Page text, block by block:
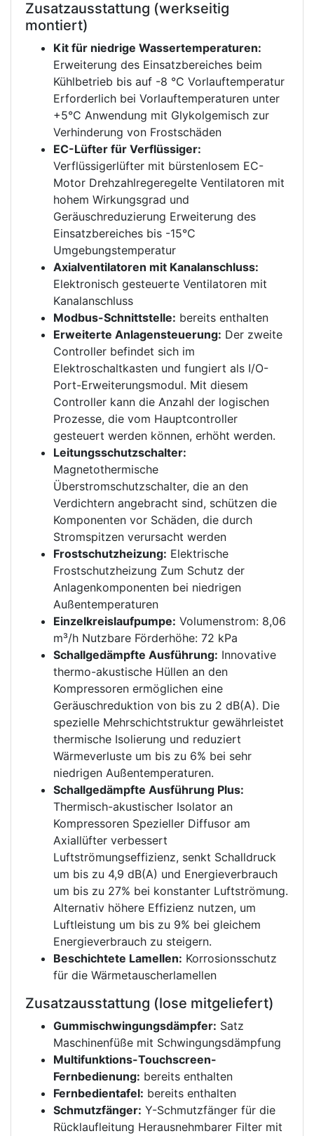
Zusatzausstattung (werkseitig
montiert)
Kit für niedrige Wassertemperaturen:
Erweiterung des Einsatzbereiches beim
Kühlbetrieb bis auf -8 °C Vorlauftemperatur
Erforderlich bei Vorlauftemperaturen unter
+5°C Anwendung mit Glykolgemisch zur
Verhinderung von Frostschäden
EC-Lüfter für Verflüssiger:
Verflüssigerlüfter mit bürstenlosem EC-
Motor Drehzahlregeregelte Ventilatoren mit
hohem Wirkungsgrad und
Geräuschreduzierung Erweiterung des
Einsatzbereiches bis -15°C
Umgebungstemperatur
Axialventilatoren mit Kanalanschluss:
Elektronisch gesteuerte Ventilatoren mit
Kanalanschluss
Modbus-Schnittstelle: bereits enthalten
Erweiterte Anlagensteuerung: Der zweite
Controller befindet sich im
Elektroschaltkasten und fungiert als I/O-
Port-Erweiterungsmodul. Mit diesem
Controller kann die Anzahl der logischen
Prozesse, die vom Hauptcontroller
gesteuert werden können, erhöht werden.
Leitungsschutzschalter:
Magnetothermische
Überstromschutzschalter, die an den
Verdichtern angebracht sind, schützen die
Komponenten vor Schäden, die durch
Stromspitzen verursacht werden
Frostschutzheizung: Elektrische
Frostschutzheizung Zum Schutz der
Anlagenkomponenten bei niedrigen
Außentemperaturen
Einzelkreislaufpumpe: Volumenstrom: 8,06
m³/h Nutzbare Förderhöhe: 72 kPa
Schallgedämpfte Ausführung: Innovative
thermo-akustische Hüllen an den
Kompressoren ermöglichen eine
Geräuschreduktion von bis zu 2 dB(A). Die
spezielle Mehrschichtstruktur gewährleistet
thermische Isolierung und reduziert
Wärmeverluste um bis zu 6% bei sehr
niedrigen Außentemperaturen.
Schallgedämpfte Ausführung Plus:
Thermisch-akustischer Isolator an
Kompressoren Spezieller Diffusor am
Axiallüfter verbessert
Luftströmungseffizienz, senkt Schalldruck
um bis zu 4,9 dB(A) und Energieverbrauch
um bis zu 27% bei konstanter Luftströmung.
Alternativ höhere Effizienz nutzen, um
Luftleistung um bis zu 9% bei gleichem
Energieverbrauch zu steigern.
Beschichtete Lamellen: Korrosionsschutz
für die Wärmetauscherlamellen
Zusatzausstattung (lose mitgeliefert)
Gummischwingungsdämpfer: Satz
Maschinenfüße mit Schwingungsdämpfung
Multifunktions-Touchscreen-
Fernbedienung: bereits enthalten
Fernbedientafel: bereits enthalten
Schmutzfänger: Y-Schmutzfänger für die
Rücklaufleitung Herausnehmbarer Filter mit